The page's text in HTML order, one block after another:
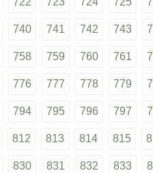
740 741 742 743
758 759 760 761
776 777 778 779
794 795 796 797
812 813 814 815
830 831 832 833